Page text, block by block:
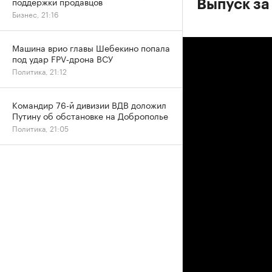
Выпуск
Бизнес, 21:16
Машина врио главы Шебекино попала
под удар FPV‑дрона ВСУ
Политика, 21:12
Командир 76-й дивизии ВДВ доложил
Путину об обстановке на Доброполье
Политика, 21:05